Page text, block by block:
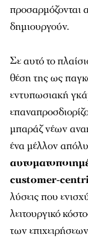
προσαρμόζονται
δημιουργούν.
Σε αυτό το
θέση της ως
εντυπωσιακή
μπαράζ νέων
ένα μέλλον
customer-
λύσεις που
λειτουργικό
των